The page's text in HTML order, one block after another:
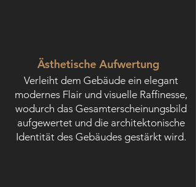
Ästhetische Aufwertung
Verleiht dem Gebäude ein elegant
modernes Flair und visuelle Raffinesse,
wodurch das Gesamterscheinungsbild
aufgewertet und die architektonische
Identität des Gebäudes gestärkt wird.